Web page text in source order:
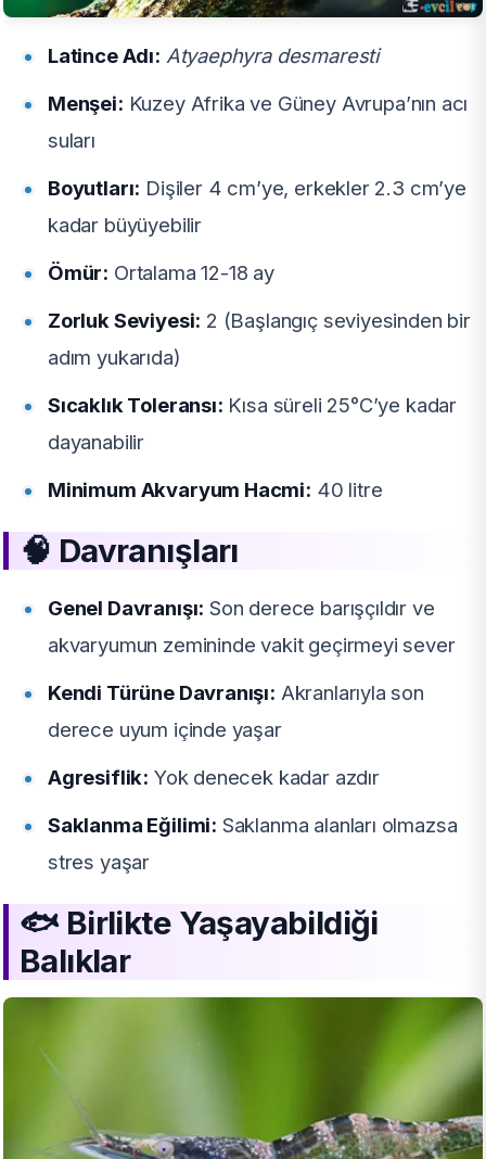
Latince Adı: Atyaephyra desmaresti
Menşei: Kuzey Afrika ve Güney Avrupa’nın acı
suları
Boyutları: Dişiler 4 cm’ye, erkekler 2.3 cm’ye
kadar büyüyebilir
Ömür: Ortalama 12-18 ay
Zorluk Seviyesi: 2 (Başlangıç seviyesinden bir
adım yukarıda)
Sıcaklık Toleransı: Kısa süreli 25°C’ye kadar
dayanabilir
Minimum Akvaryum Hacmi: 40 litre
🧠 Davranışları
Genel Davranışı: Son derece barışçıldır ve
akvaryumun zemininde vakit geçirmeyi sever
Kendi Türüne Davranışı: Akranlarıyla son
derece uyum içinde yaşar
Agresiflik: Yok denecek kadar azdır
Saklanma Eğilimi: Saklanma alanları olmazsa
stres yaşar
🐟 Birlikte Yaşayabildiği
Balıklar